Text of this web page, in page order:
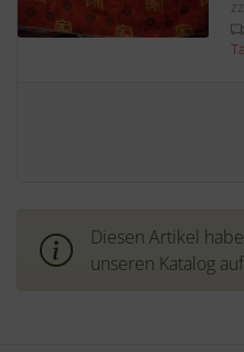
Diesen Artikel
unseren Katalog